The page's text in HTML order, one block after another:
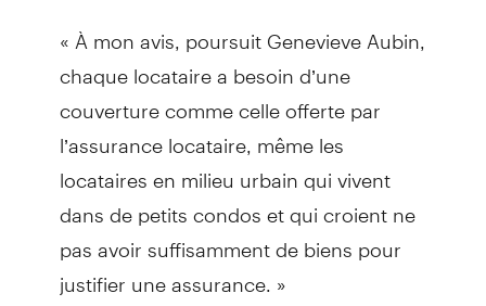
« À mon avis, poursuit Genevieve Aubin,
chaque locataire a besoin d’une
couverture comme celle offerte par
l’assurance locataire, même les
locataires en milieu urbain qui vivent
dans de petits condos et qui croient ne
pas avoir suffisamment de biens pour
justifier une assurance. »